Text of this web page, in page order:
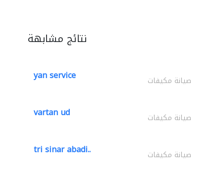
نتائج مشابهة
yan service صيانة مكيفات
vartan ud صيانة مكيفات
tri sinar abadi.. صيانة مكيفات